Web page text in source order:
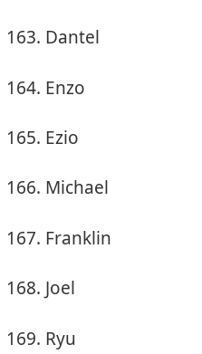
Dantel
Enzo
Ezio
Michael
Franklin
Joel
Ryu